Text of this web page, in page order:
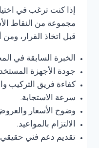
إذا كنت ترغب في
مجموعة من النقاط
قبل اتخاذ القرار، ومن
الخبرة السابقة في
جودة الأجهزة
كفاءة فريق التركيب
سرعة الاستجابة.
وضوح الأسعار
الالتزام بالمواعيد.
تقديم دعم فني حقيقي